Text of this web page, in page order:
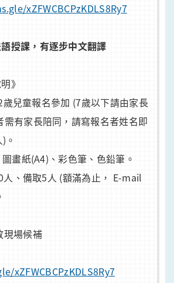
xZFWCBCPzKDLS8Ry7
授課，有逐步中文翻譯
》
兒童報名參加 (7歲以下請由家長
需有家長陪同，請寫報名者姓名即
。
畫紙(A4)、彩色筆、色鉛筆。
、備取5人 (額滿為止， E-mail
場候補
xZFWCBCPzKDLS8Ry7